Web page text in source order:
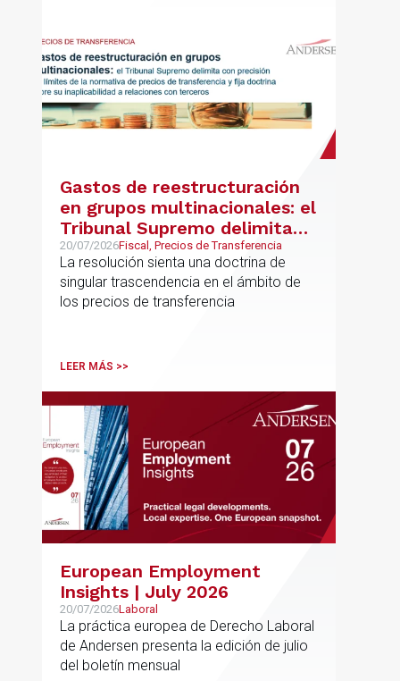
riesgos de IA y se alinea con la
estrategia española de IA soberana
articulada en torno a ALIA.
Gastos de reestructuración
en grupos multinacionales: el
Tribunal Supremo delimita
con precisión los límites de la
normativa de precios de
transferencia y fija doctrina
sobre su inaplicabilidad a
20/07/2026Fiscal, Precios de Transferencia
La resolución sienta una doctrina de
singular trascendencia en el ámbito de
los precios de transferencia
LEER MÁS >>
European Employment
Insights | July 2026
20/07/2026Laboral
La práctica europea de Derecho Laboral
de Andersen presenta la edición de julio
del boletín mensual